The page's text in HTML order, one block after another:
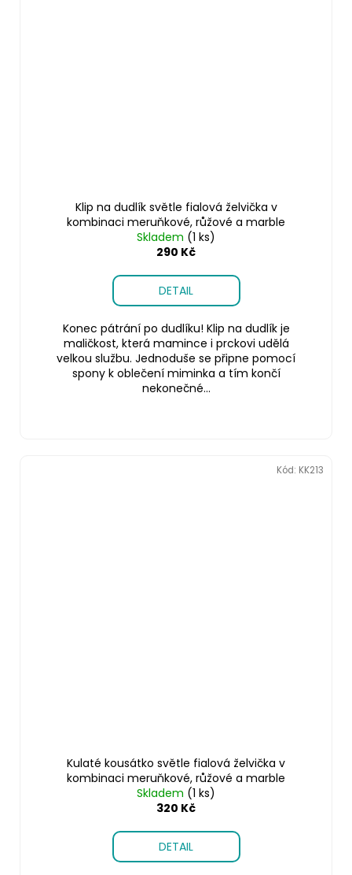
Klip na dudlík světle fialová želvička v
kombinaci meruňkové, růžové a marble
Skladem (1 ks)
290 Kč
DETAIL
Konec pátrání po dudlíku! Klip na dudlík je
maličkost, která mamince i prckovi udělá
velkou službu. Jednoduše se připne pomocí
spony k oblečení miminka a tím končí
nekonečné...
Kulaté kousátko světle fialová želvička v
kombinaci meruňkové, růžové a marble
Skladem (1 ks)
320 Kč
DETAIL
Kód: KK213